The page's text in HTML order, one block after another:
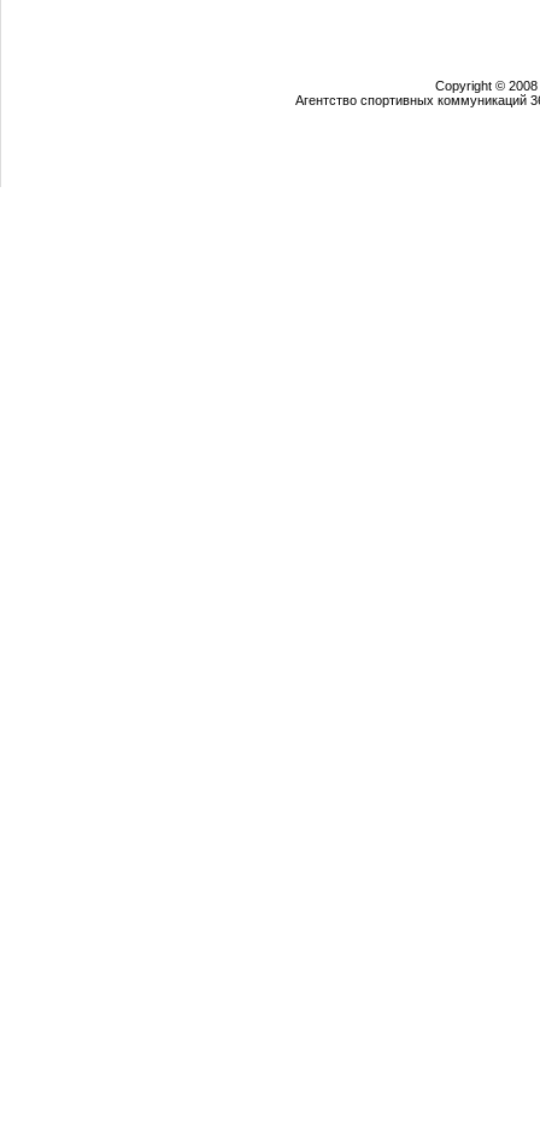
Copyright © 2008
Агентство спортивных коммуникаций